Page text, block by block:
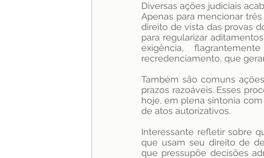
Diversas ações judiciais
Apenas para mencionar
direito de vista das provas
para regularizar
exigência,
recredenciamento, que
Também são comuns
prazos razoáveis. Esses
hoje, em plena sintonia
de atos autorizativos.
Interessante refletir sobre
que usam seu direito de
que pressupõe decisões